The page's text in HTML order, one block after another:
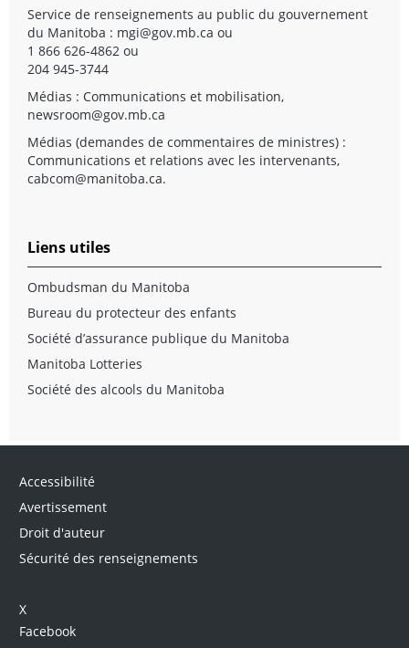
Service de renseignements au public du gouvernement
du Manitoba : mgi@gov.mb.ca ou
1 866 626-4862 ou
204 945-3744
Médias : Communications et mobilisation,
newsroom@gov.mb.ca
Médias (demandes de commentaires de ministres) :
Communications et relations avec les intervenants,
cabcom@manitoba.ca.
Liens utiles
Ombudsman du Manitoba
Bureau du protecteur des enfants
Société d’assurance publique du Manitoba
Manitoba Lotteries
Société des alcools du Manitoba
Accessibilité
Avertissement
Droit d'auteur
Sécurité des renseignements
X
Facebook